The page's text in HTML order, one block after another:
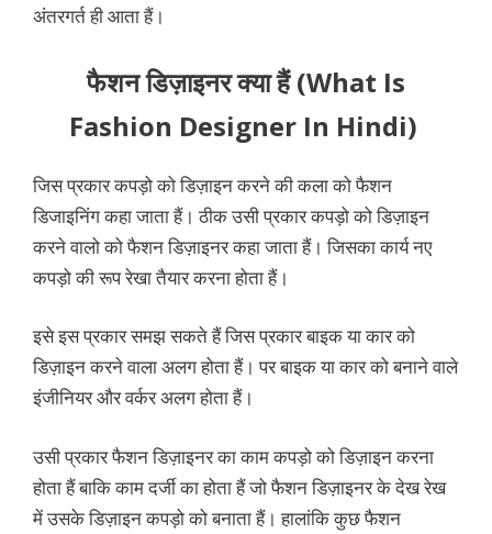
अंतरगर्त ही आता हैं।
फैशन डिज़ाइनर क्या हैं (What Is
Fashion Designer In Hindi)
जिस प्रकार कपड़ो को डिज़ाइन करने की कला को फैशन
डिजाइनिंग कहा जाता हैं। ठीक उसी प्रकार कपड़ो को डिज़ाइन
करने वालो को फैशन डिज़ाइनर कहा जाता हैं। जिसका कार्य नए
कपड़ो की रूप रेखा तैयार करना होता हैं।
इसे इस प्रकार समझ सकते हैं जिस प्रकार बाइक या कार को
डिज़ाइन करने वाला अलग होता हैं। पर बाइक या कार को बनाने वाले
इंजीनियर और वर्कर अलग होता हैं।
उसी प्रकार फैशन डिज़ाइनर का काम कपड़ो को डिज़ाइन करना
होता हैं बाकि काम दर्जी का होता हैं जो फैशन डिज़ाइनर के देख रेख
में उसके डिज़ाइन कपड़ो को बनाता हैं। हालांकि कुछ फैशन